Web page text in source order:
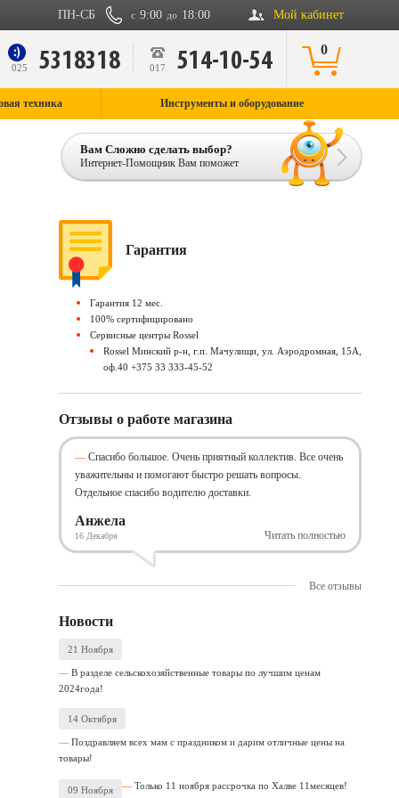
Мой кабинет
с 9:00 до 18:00
ПН-СБ
025 5318318 017 514-10-54 0
техника Инструменты и оборудование
Вам Сложно сделать выбор?
Интернет-Помощник Вам поможет
Гарантия
Гарантия 12 мес.
100% сертифицировано
Сервисные центры Rossel
Rossel Минский р-н, г.п. Мачулищи, ул. Аэродромная, 15А,
оф.40 +375 33 333-45-52
Отзывы о работе магазина
Спасибо большое. Очень приятный коллектив. Все очень
уважительны и помогают быстро решать вопросы.
Отдельное спасибо водителю доставки.
Анжела
16 Декабря Читать полностью
Все отзывы
Новости
21 Ноября
В разделе сельскохозяйственные товары по лучшим ценам
2024года!
14 Октября
Поздравляем всех мам с праздником и дарим отличные цены на
товары!
09 Ноября Только 11 ноября рассрочка по Халве 11месяцев!